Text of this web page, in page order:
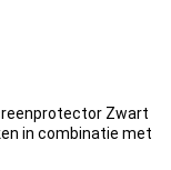
Zwart
in combinatie met